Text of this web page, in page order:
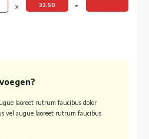
laoreet rutrum faucibus dolor
vel augue laoreet rutrum faucibus